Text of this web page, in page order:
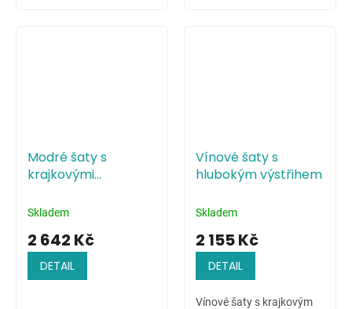
Modré šaty s
krajkovými
Skladem
2 642 Kč
DETAIL
Vínové šaty s
hlubokým výstřihem
Skladem
2 155 Kč
DETAIL
Vínové šaty s krajkovým